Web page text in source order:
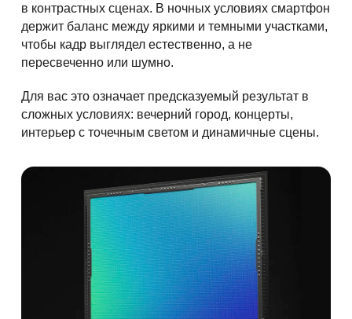
в контрастных сценах. В ночных условиях смартфон
держит баланс между яркими и темными участками,
чтобы кадр выглядел естественно, а не
пересвеченно или шумно.
Для вас это означает предсказуемый результат в
сложных условиях: вечерний город, концерты,
интерьер с точечным светом и динамичные сцены.